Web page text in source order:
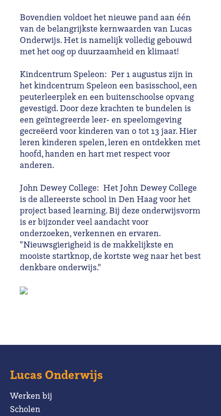
Bovendien voldoet het nieuwe pand aan één
van de belangrijkste kernwaarden van Lucas
Onderwijs. Het is namelijk volledig gebouwd
met het oog op duurzaamheid en klimaat!
Kindcentrum Speleon: Per 1 augustus zijn in
het kindcentrum Speleon een basisschool, een
peuterleerplek en een buitenschoolse opvang
gevestigd. Door deze krachten te bundelen is
een geïntegreerde leer- en speelomgeving
gecreëerd voor kinderen van 0 tot 13 jaar. Hier
leren kinderen spelen, leren en ontdekken met
hoofd, handen en hart met respect voor
anderen.
John Dewey College: Het John Dewey College
is de allereerste school in Den Haag voor het
project based learning. Bij deze onderwijsvorm
is er bijzonder veel aandacht voor
onderzoeken, verkennen en ervaren.
"Nieuwsgierigheid is de makkelijkste en
mooiste startknop, de kortste weg naar het best
denkbare onderwijs."
Lucas Onderwijs
Werken bij
Scholen